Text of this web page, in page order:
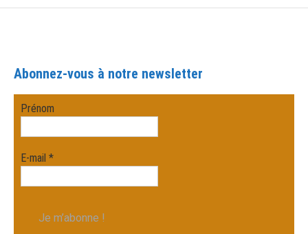
Abonnez-vous à notre newsletter
Prénom
E-mail*